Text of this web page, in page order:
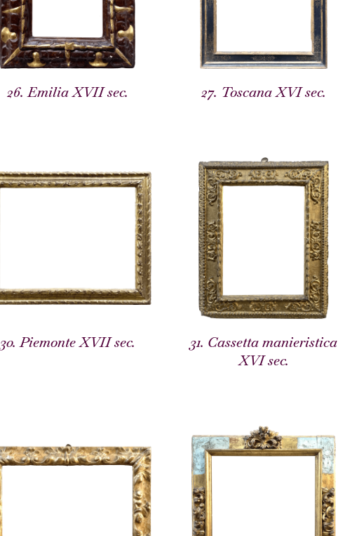
26. Emilia XVII sec. 27. Toscana XVI sec.
30. Piemonte XVII sec.
31. Cassetta manieristica
XVI sec.